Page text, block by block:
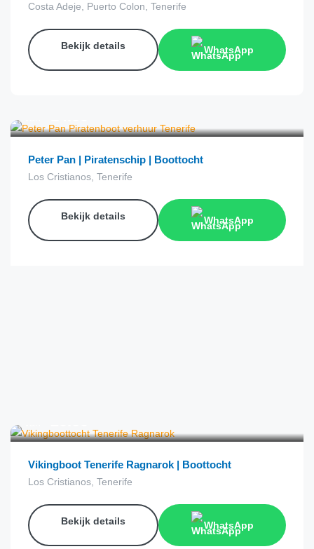
Costa Adeje, Puerto Colon, Tenerife
Bekijk details WhatsApp
Peter Pan | Piratenschip | Boottocht
Los Cristianos, Tenerife
Bekijk details WhatsApp
Vikingboot Tenerife Ragnarok | Boottocht
Los Cristianos, Tenerife
Bekijk details WhatsApp